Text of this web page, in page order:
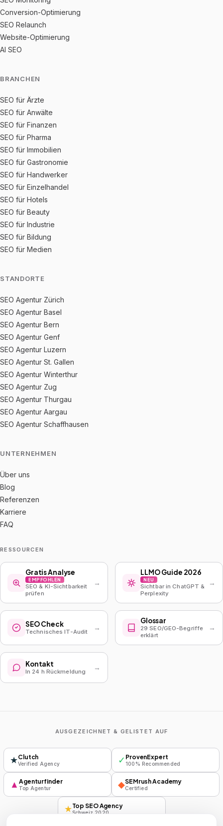
Conversion-Optimierung
SEO Relaunch
Website-Optimierung
AI SEO
BRANCHEN
SEO für Ärzte
SEO für Anwälte
SEO für Finanzen
SEO für Pharma
SEO für Immobilien
SEO für Gastronomie
SEO für Handwerker
SEO für Einzelhandel
SEO für Hotels
SEO für Beauty
SEO für Industrie
SEO für Bildung
SEO für Medien
STANDORTE
SEO Agentur Zürich
SEO Agentur Basel
SEO Agentur Bern
SEO Agentur Genf
SEO Agentur Luzern
SEO Agentur St. Gallen
SEO Agentur Winterthur
SEO Agentur Zug
SEO Agentur Thurgau
SEO Agentur Aargau
SEO Agentur Schaffhausen
UNTERNEHMEN
Über uns
Blog
Referenzen
Karriere
FAQ
RESSOURCEN
Gratis Analyse
EMPFOHLEN
SEO & KI-Sichtbarkeit
prüfen
→
LLMO Guide 2026
NEU
Sichtbar in ChatGPT &
Perplexity
→
SEO Check
Technisches IT-Audit →
Glossar
29 SEO/GEO-Begriffe
erklärt
→
Kontakt
In 24 h Rückmeldung →
AUSGEZEICHNET & GELISTET AUF
★Clutch
Verified Agency ✓ ProvenExpert
100% Recommended
▲ Agenturfinder
Top Agentur ◆SEMrush Academy
Certified
★Top SEO Agency
Schweiz 2020